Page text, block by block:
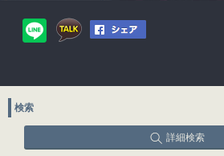
検索
詳細検索